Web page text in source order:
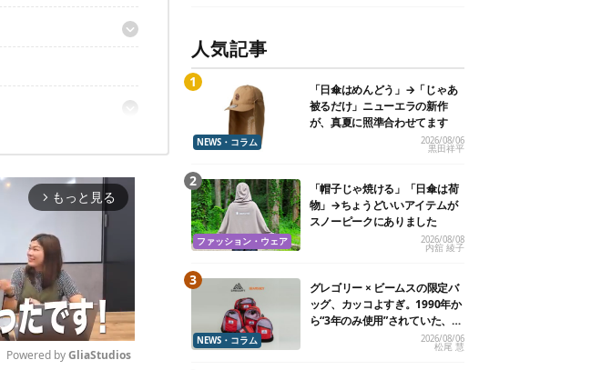
arrow_forward_ios もっと見る
Powered by GliaStudios
人気記事
NEWS・コラム
「日傘はめんどう」→「じゃあ
被るだけ」ニューエラの新作
が、真夏に照準合わせてます
2026/08/06
黒田祥平
ファッション・ウェア
「帽子じゃ焼ける」「日傘は荷
物」→ちょうどいいアイテムが
スノーピークにありました
2026/08/08
内舘 綾子
NEWS・コラム
グレゴリー × ビームスの限定バ
ッグ、カッコよすぎ。1990年か
ら“3年のみ使用”されていた、紫
2026/08/06
松尾 慧